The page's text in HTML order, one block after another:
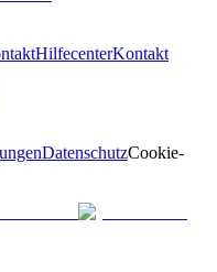
HilfecenterKontakt
DatenschutzCookie-